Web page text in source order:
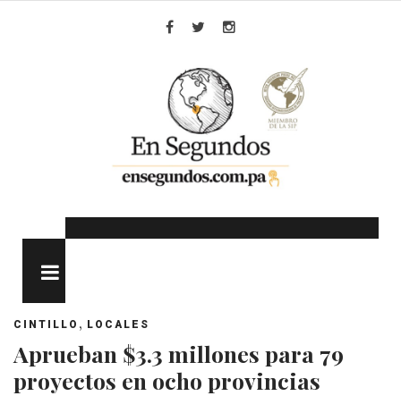
CINTILLO , LOCALES
Aprueban $3.3 millones para 79
proyectos en ocho provincias